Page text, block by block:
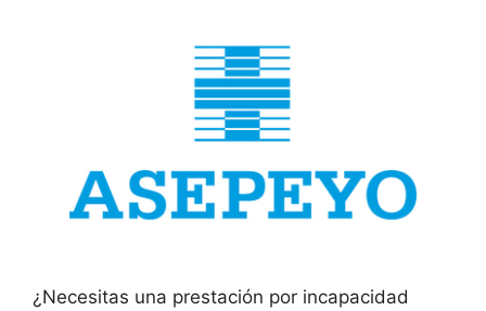
¿Necesitas una prestación por incapacidad